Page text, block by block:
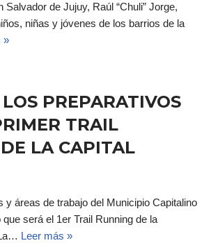
Salvador de Jujuy, Raúl “Chuli” Jorge,
niñas y jóvenes de los barrios de la
»
PREPARATIVOS
TRAIL
LA CAPITAL
y áreas de trabajo del Municipio Capitalino
será el 1er Trail Running de la
Leer más »